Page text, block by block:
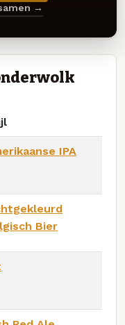
→
IPA
Bier